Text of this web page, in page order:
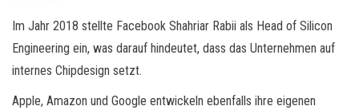
Im Jahr 2018 stellte Facebook Shahriar Rabii als Head of Silicon
Engineering ein, was darauf hindeutet, dass das Unternehmen auf
internes Chipdesign setzt.
Apple, Amazon und Google entwickeln ebenfalls ihre eigenen